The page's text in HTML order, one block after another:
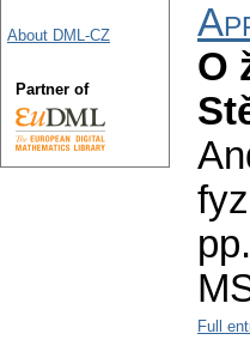
O
Full
About DML-CZ
Partner of